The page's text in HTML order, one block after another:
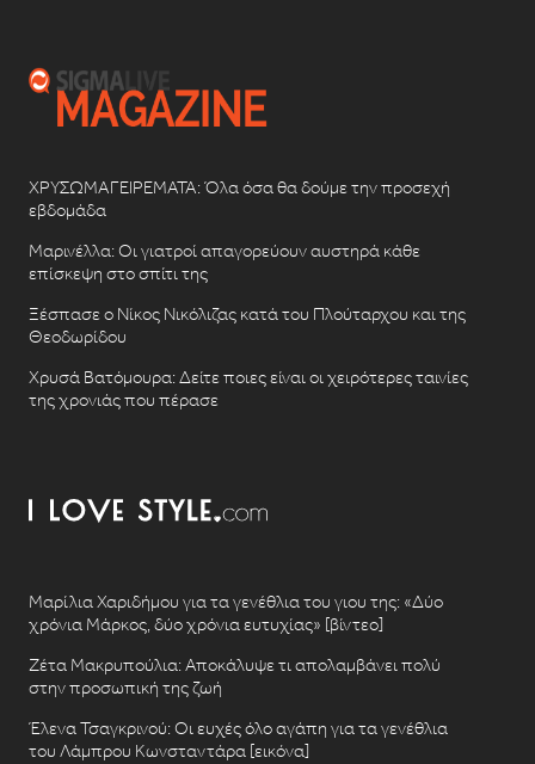
ΧΡΥΣΩΜΑΓΕΙΡΕΜΑΤΑ: Όλα όσα θα δούμε την προσεχή
εβδομάδα
Μαρινέλλα: Οι γιατροί απαγορεύουν αυστηρά κάθε
επίσκεψη στο σπίτι της
Ξέσπασε ο Νίκος Νικόλιζας κατά του Πλούταρχου και της
Θεοδωρίδου
Χρυσά Βατόμουρα: Δείτε ποιες είναι οι χειρότερες ταινίες
της χρονιάς που πέρασε
Μαρίλια Χαριδήμου για τα γενέθλια του γιου της: «Δύο
χρόνια Μάρκος, δύο χρόνια ευτυχίας» [βίντεο]
Ζέτα Μακρυπούλια: Αποκάλυψε τι απολαμβάνει πολύ
στην προσωπική της ζωή
Έλενα Τσαγκρινού: Οι ευχές όλο αγάπη για τα γενέθλια
του Λάμπρου Κωνσταντάρα [εικόνα]